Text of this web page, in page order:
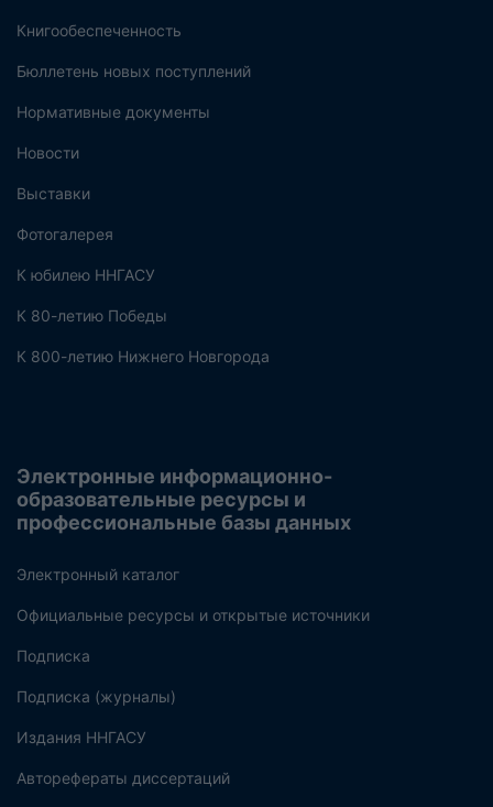
Книгообеспеченность
Бюллетень новых поступлений
Нормативные документы
Новости
Выставки
Фотогалерея
К юбилею ННГАСУ
К 80-летию Победы
К 800-летию Нижнего Новгорода
Электронные информационно-
образовательные ресурсы и
профессиональные базы данных
Электронный каталог
Официальные ресурсы и открытые источники
Подписка
Подписка (журналы)
Издания ННГАСУ
Авторефераты диссертаций